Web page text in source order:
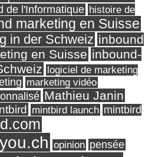
de l'Informatique histoire de
marketing en Suisse
in der Schweiz inbound
en Suisse inbound-
logiciel de marketing
marketing vidéo
Mathieu Janin
mintbird launch mintbird
opinion pensée